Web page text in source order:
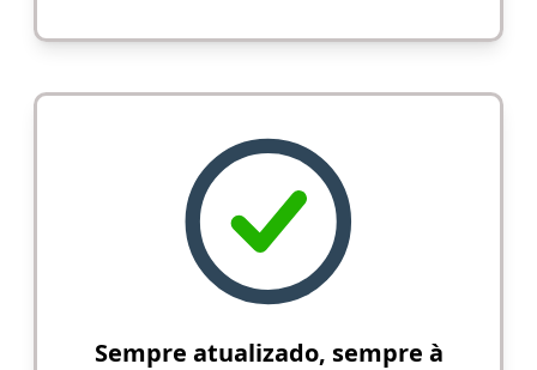
Sempre atualizado, sempre à